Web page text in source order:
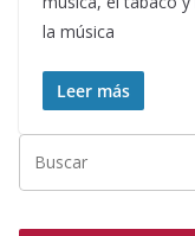
la música
Leer más